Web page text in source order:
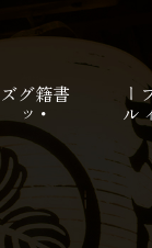
ル
書籍
・
グ
ッ